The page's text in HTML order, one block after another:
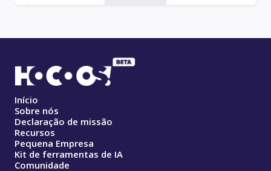
Início
Sobre nós
Declaração de missão
Recursos
Pequena Empresa
Kit de ferramentas de IA
Comunidade